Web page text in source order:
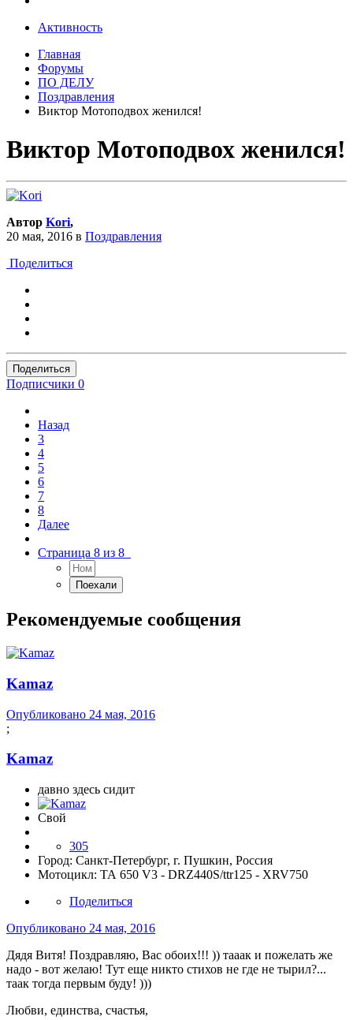
Активность
Главная
Форумы
ПО ДЕЛУ
Поздравления
Виктор Мотоподвох женился!
Виктор Мотоподвох женился!
Автор Kori,
20 мая, 2016 в Поздравления
Поделиться
Поделиться
Подписчики 0
Назад
3
4
5
6
7
8
Далее
Страница 8 из 8
Рекомендуемые сообщения
Kamaz
Опубликовано 24 мая, 2016
;
Kamaz
давно здесь сидит
Свой
305
Город: Санкт-Петербург, г. Пушкин, Россия
Мотоцикл: ТА 650 V3 - DRZ440S/ttr125 - XRV750
Поделиться
Опубликовано 24 мая, 2016
Дядя Витя! Поздравляю, Вас обоих!!! )) тааак и пожелать же
надо - вот желаю! Тут еще никто стихов не где не тырил?...
таак тогда первым буду! )))
Любви, единства, счастья,